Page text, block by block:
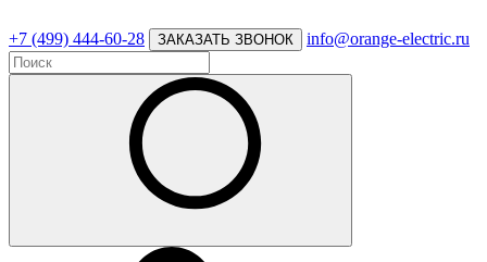
+7 (499) 444-60-28 ЗАКАЗАТЬ ЗВОНОК info@orange-electric.ru